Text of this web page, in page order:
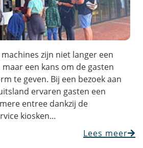
zijn niet langer een
een kans om de gasten
te geven.​​ Bij een bezoek aan
ervaren gasten een
entree dankzij de
kiosken...
Lees meer